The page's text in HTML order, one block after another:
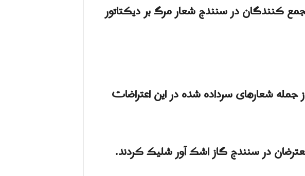
کنندگان در سنندج شعار مرگ بر دیکتاتور
شعارهای سرداده شده در این اعتراضات
در سنندج گاز اشک آور شلیک کردند.